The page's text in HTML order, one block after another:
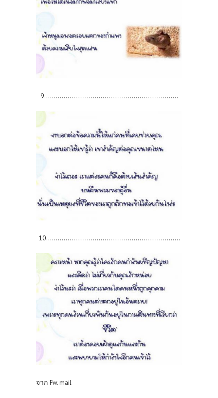
9.....................................................................
10.....................................................................
จาก Fw. mail